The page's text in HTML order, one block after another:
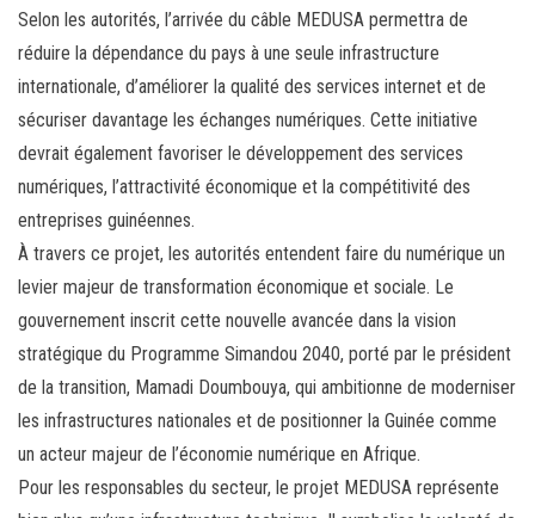
Selon les autorités, l’arrivée du câble MEDUSA permettra de
réduire la dépendance du pays à une seule infrastructure
internationale, d’améliorer la qualité des services internet et de
sécuriser davantage les échanges numériques. Cette initiative
devrait également favoriser le développement des services
numériques, l’attractivité économique et la compétitivité des
entreprises guinéennes.
À travers ce projet, les autorités entendent faire du numérique un
levier majeur de transformation économique et sociale. Le
gouvernement inscrit cette nouvelle avancée dans la vision
stratégique du Programme Simandou 2040, porté par le président
de la transition, Mamadi Doumbouya, qui ambitionne de moderniser
les infrastructures nationales et de positionner la Guinée comme
un acteur majeur de l’économie numérique en Afrique.
Pour les responsables du secteur, le projet MEDUSA représente